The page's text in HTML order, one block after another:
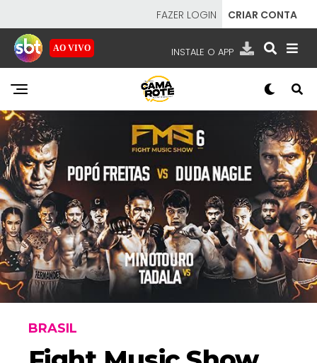
FAZER LOGIN CRIAR CONTA
AO VIVO INSTALE O APP
EMISSORAS
NOSSAS REDES APP TV SBT
SBT- SISTEMA BRASILEIRO DE TELEVISÃO
BRASIL